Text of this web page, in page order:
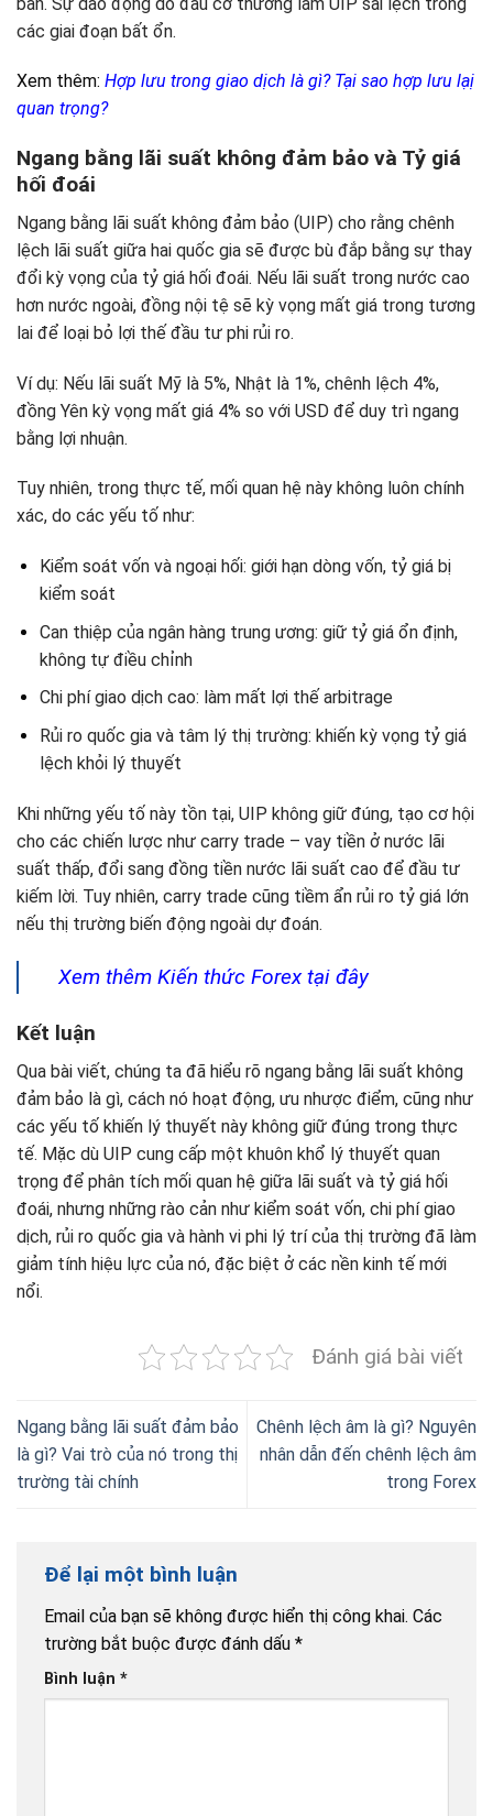
các giai đoạn bất ổn.
Xem thêm: Hợp lưu trong giao dịch là gì? Tại sao hợp lưu lạị
quan trọng?
Ngang bằng lãi suất không đảm bảo và Tỷ giá
hối đoái
Ngang bằng lãi suất không đảm bảo (UIP) cho rằng chênh
lệch lãi suất giữa hai quốc gia sẽ được bù đắp bằng sự thay
đổi kỳ vọng của tỷ giá hối đoái. Nếu lãi suất trong nước cao
hơn nước ngoài, đồng nội tệ sẽ kỳ vọng mất giá trong tương
lai để loại bỏ lợi thế đầu tư phi rủi ro.
Ví dụ: Nếu lãi suất Mỹ là 5%, Nhật là 1%, chênh lệch 4%,
đồng Yên kỳ vọng mất giá 4% so với USD để duy trì ngang
bằng lợi nhuận.
Tuy nhiên, trong thực tế, mối quan hệ này không luôn chính
xác, do các yếu tố như:
Kiểm soát vốn và ngoại hối: giới hạn dòng vốn, tỷ giá bị
kiểm soát
Can thiệp của ngân hàng trung ương: giữ tỷ giá ổn định,
không tự điều chỉnh
Chi phí giao dịch cao: làm mất lợi thế arbitrage
Rủi ro quốc gia và tâm lý thị trường: khiến kỳ vọng tỷ giá
lệch khỏi lý thuyết
Khi những yếu tố này tồn tại, UIP không giữ đúng, tạo cơ hội
cho các chiến lược như carry trade – vay tiền ở nước lãi
suất thấp, đổi sang đồng tiền nước lãi suất cao để đầu tư
kiếm lời. Tuy nhiên, carry trade cũng tiềm ẩn rủi ro tỷ giá lớn
nếu thị trường biến động ngoài dự đoán.
Xem thêm Kiến thức Forex tại đây
Kết luận
Qua bài viết, chúng ta đã hiểu rõ ngang bằng lãi suất không
đảm bảo là gì, cách nó hoạt động, ưu nhược điểm, cũng như
các yếu tố khiến lý thuyết này không giữ đúng trong thực
tế. Mặc dù UIP cung cấp một khuôn khổ lý thuyết quan
trọng để phân tích mối quan hệ giữa lãi suất và tỷ giá hối
đoái, nhưng những rào cản như kiểm soát vốn, chi phí giao
dịch, rủi ro quốc gia và hành vi phi lý trí của thị trường đã làm
giảm tính hiệu lực của nó, đặc biệt ở các nền kinh tế mới
nổi.
Đánh giá bài viết
Ngang bằng lãi suất đảm bảo
là gì? Vai trò của nó trong thị
trường tài chính
Chênh lệch âm là gì? Nguyên
nhân dẫn đến chênh lệch âm
trong Forex
Để lại một bình luận
Email của bạn sẽ không được hiển thị công khai. Các
trường bắt buộc được đánh dấu *
Bình luận *